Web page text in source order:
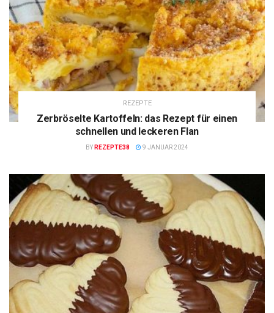
REZEPTE
Zerbröselte Kartoffeln: das Rezept für einen
schnellen und leckeren Flan
BY REZEPTE38 9 JANUAR 2024